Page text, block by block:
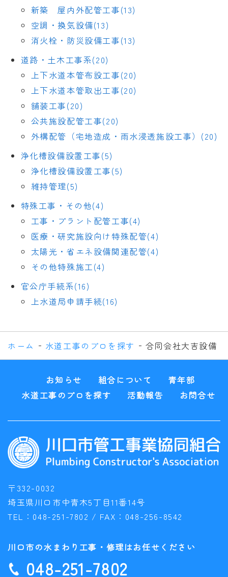
新築 屋内外配管工事(13)
空調・換気設備(13)
消火栓・防災設備工事(13)
道路・土木工事系(20)
上下水道本管布設工事(20)
上下水道本管取出工事(20)
舗装工事(20)
公共施設配管工事(20)
外構配管（宅地造成・雨水浸透施設工事）(20)
浄化槽設備設置工事(5)
浄化槽設備設置工事(5)
維持管理(5)
特殊工事・その他(4)
工事・プラント配管工事(4)
医療・研究施設向け特殊配管(4)
太陽光・省エネ設備関連配管(4)
その他特殊施工(4)
官公庁手続系(16)
上水道局申請手続(16)
ホーム 水道工事のプロを探す 合同会社大吉設備
お知らせ 組合について
青年部
水道工事のプロを探す
活動報告 お問合せ
〒332-0032
埼玉県川口市中青木5丁目11番14号
TEL： 048-251-7802 / FAX： 048-256-8542
川口市の水まわり工事・修理はお任せください
048-251-7802